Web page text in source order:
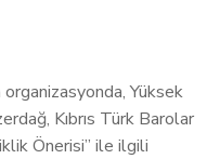
Yüksek
Kıbrıs Türk Barolar
Önerisi” ile ilgili